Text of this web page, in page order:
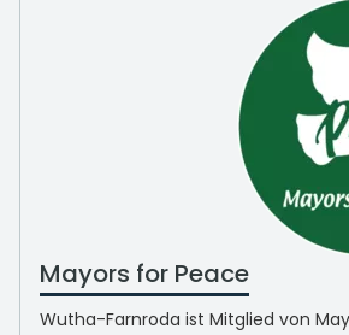
Mayors for Peace
Wutha-Farnroda ist Mitglied von